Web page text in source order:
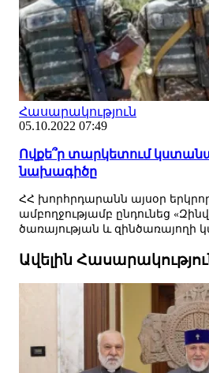
Հասարակություն
05.10.2022 07:49
Ովքե՞ր տարկետում
նախագիծը
ՀՀ խորհրդարանն այսօր
ամբողջությամբ ընդունեց
ծառայության և զինծառայողի
Ավելին